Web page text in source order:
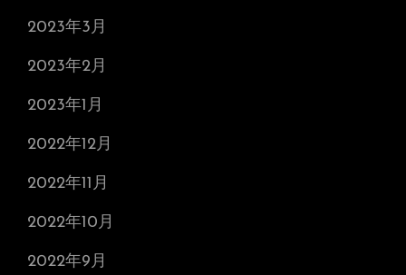
2023年3月
2023年2月
2023年1月
2022年12月
2022年11月
2022年10月
2022年9月